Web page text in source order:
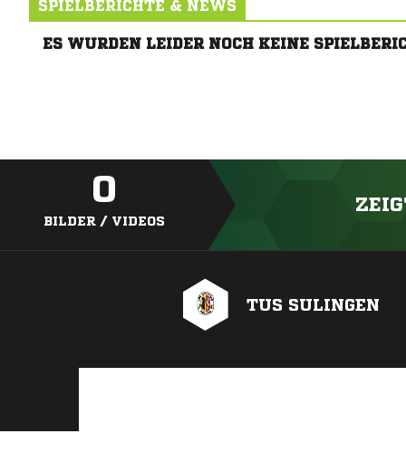
SPIELBERICHTE & NEWS
ES WURDEN LEIDER NOCH KEINE
0
BILDER / VIDEOS
TUS SULINGEN